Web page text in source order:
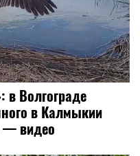
в Волгограде
в Калмыкии
— видео